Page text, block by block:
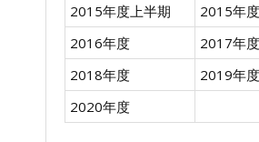
2015年度上半期
2015年
2016年度
2017年度
2018年度
2019年度
2020年度